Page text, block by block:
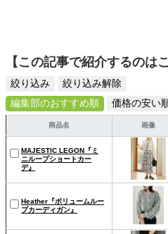
【この記事で紹介するのは
絞り込み
絞り込み解除
編集部のおすすめ順
価格の安い
商品名 画像
MAJESTIC LEGON『ミ
ニループショートカー
デ』
Heather『ボリュームルー
プカーディガン』